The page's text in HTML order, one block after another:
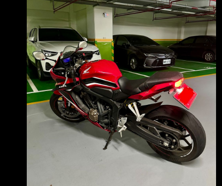
https://i.mopix.cc/pMoows.jpg
https://i.mopix.cc/uGeHwP.jpg 【改裝及配件】
Akrapovi 全段單孔排氣
https://i.mopix.cc/ihafQx.jpg * 已完成噪音檢測 *
附噪音認證鐵牌 * 驗車可